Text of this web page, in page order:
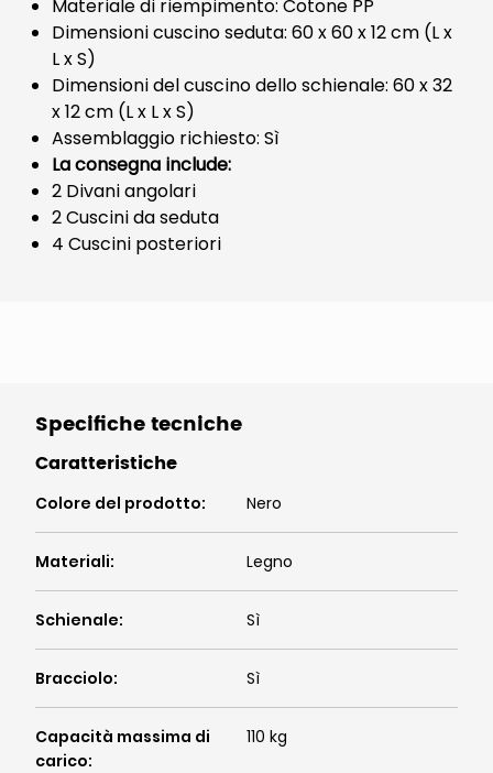
Materiale di riempimento: Cotone PP
Dimensioni cuscino seduta: 60 x 60 x 12 cm (L x
L x S)
Dimensioni del cuscino dello schienale: 60 x 32
x 12 cm (L x L x S)
Assemblaggio richiesto: Sì
La consegna include:
2 Divani angolari
2 Cuscini da seduta
4 Cuscini posteriori
Specifiche tecniche
Caratteristiche
Colore del prodotto: Nero
Materiali: Legno
Schienale: Sì
Bracciolo: Sì
Capacità massima di
carico:
110 kg